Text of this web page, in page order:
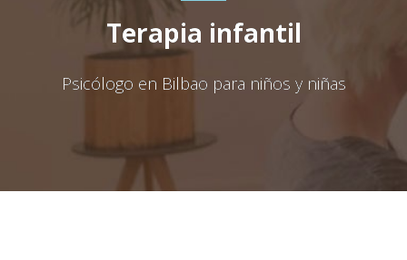
Terapia infantil
Psicólogo en Bilbao para niños y niñas